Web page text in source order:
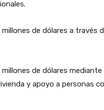
de dólares a través
de dólares mediante
y apoyo a personas